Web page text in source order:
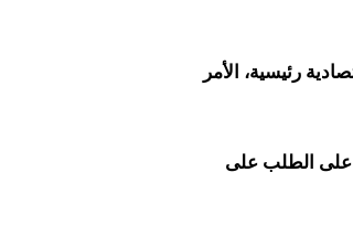
رئيسية، الأمر
على الطلب على